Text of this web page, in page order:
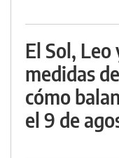
El Sol,
medidas
cómo
el 9 de